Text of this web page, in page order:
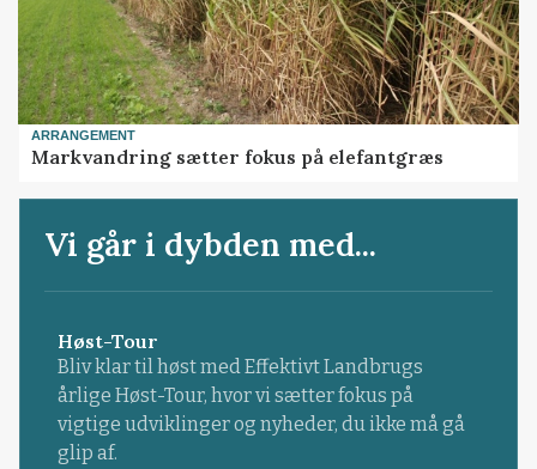
ARRANGEMENT
Markvandring sætter fokus på elefantgræs
Vi går i dybden med...
Høst-Tour
Bliv klar til høst med Effektivt Landbrugs
årlige Høst-Tour, hvor vi sætter fokus på
vigtige udviklinger og nyheder, du ikke må gå
glip af.